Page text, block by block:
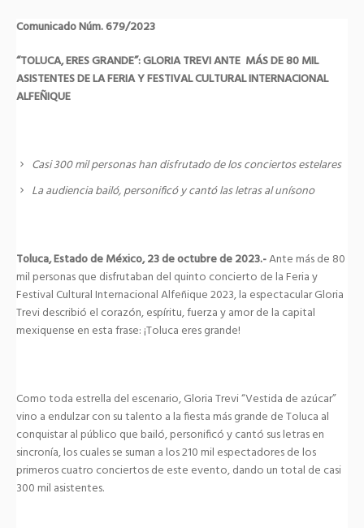
Comunicado Núm. 679/2023
“TOLUCA, ERES GRANDE”: GLORIA TREVI ANTE MÁS DE 80 MIL
ASISTENTES DE LA FERIA Y FESTIVAL CULTURAL INTERNACIONAL
ALFEÑIQUE
Casi 300 mil personas han disfrutado de los conciertos estelares
La audiencia bailó, personificó y cantó las letras al unísono
Toluca, Estado de México, 23 de octubre de 2023.-Ante más de 80
mil personas que disfrutaban del quinto concierto de la Feria y
Festival Cultural Internacional Alfeñique 2023, la espectacular Gloria
Trevi describió el corazón, espíritu, fuerza y amor de la capital
mexiquense en esta frase: ¡Toluca eres grande!
Como toda estrella del escenario, Gloria Trevi “Vestida de azúcar”
vino a endulzar con su talento a la fiesta más grande de Toluca al
conquistar al público que bailó, personificó y cantó sus letras en
sincronía, los cuales se suman a los 210 mil espectadores de los
primeros cuatro conciertos de este evento, dando un total de casi
300 mil asistentes.